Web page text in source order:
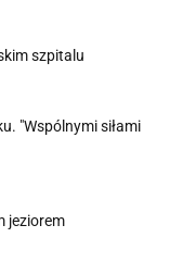
szpitalu
"Wspólnymi siłami
jeziorem